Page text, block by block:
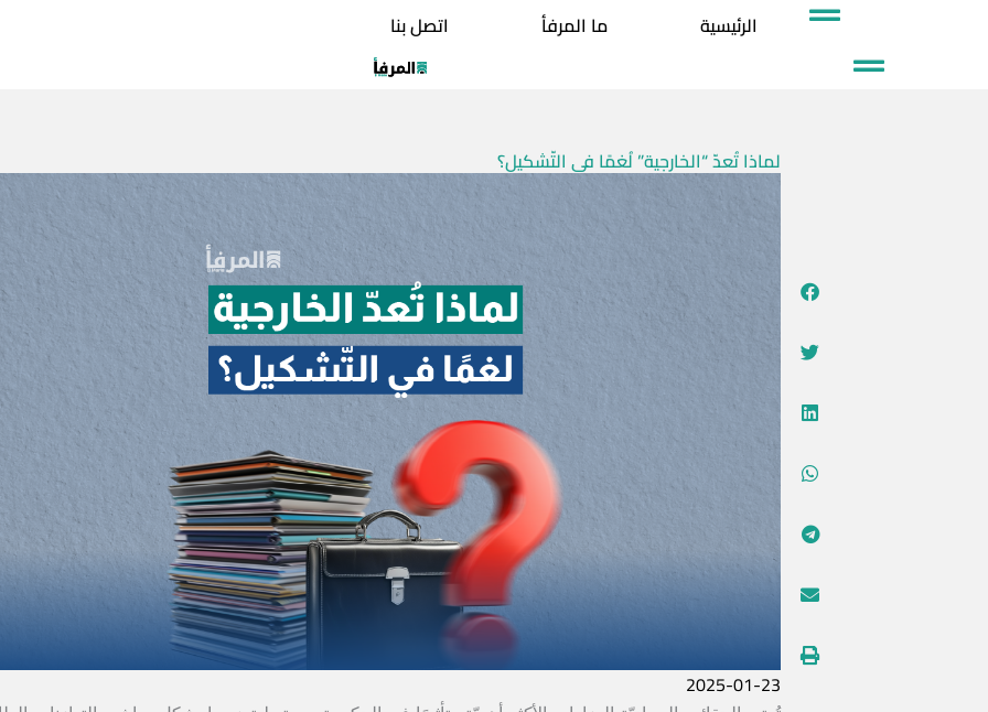
الرئيسية ما المرفأ اتصل بنا
لماذا تُعدّ “الخارجية” لُغمًا في التّشكيل؟
2025-01-23